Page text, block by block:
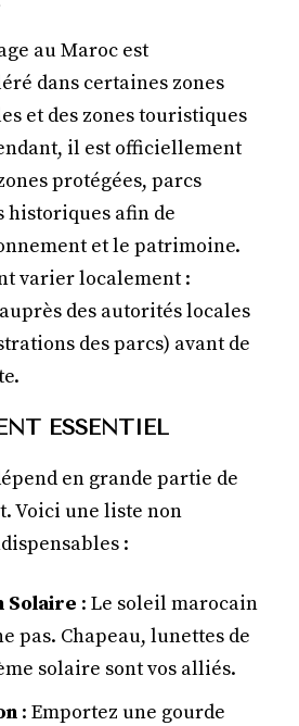
au Maroc est
dans certaines zones
et des zones touristiques
il est officiellement
protégées, parcs
historiques afin de
et le patrimoine.
varier localement :
des autorités locales
des parcs) avant de
ESSENTIEL
en grande partie de
Voici une liste non
:
Solaire : Le soleil marocain
pas. Chapeau, lunettes de
solaire sont vos alliés.
: Emportez une gourde